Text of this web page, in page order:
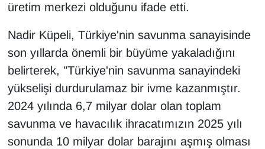
üretim merkezi olduğunu ifade etti.
Nadir Küpeli, Türkiye'nin savunma sanayisinde
son yıllarda önemli bir büyüme yakaladığını
belirterek, "Türkiye'nin savunma sanayindeki
yükselişi durdurulamaz bir ivme kazanmıştır.
2024 yılında 6,7 milyar dolar olan toplam
savunma ve havacılık ihracatımızın 2025 yılı
sonunda 10 milyar dolar barajını aşmış olması